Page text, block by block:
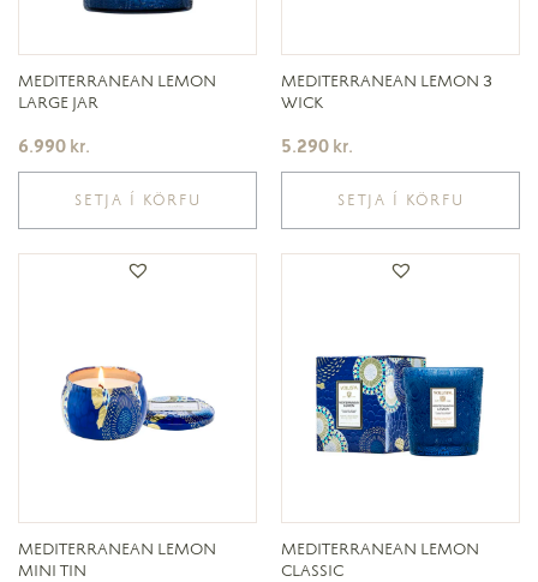
MEDITERRANEAN LEMON
LARGE JAR
6.990 kr.
SETJA Í KÖRFU
MEDITERRANEAN LEMON 3
WICK
5.290 kr.
SETJA Í KÖRFU
MEDITERRANEAN LEMON
MINI TIN
MEDITERRANEAN LEMON
CLASSIC